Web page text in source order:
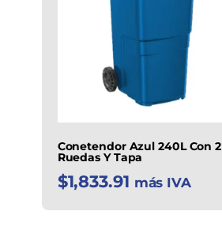
Conetendor Azul 240L Con 2
Ruedas Y Tapa
$1,833.91 más IVA